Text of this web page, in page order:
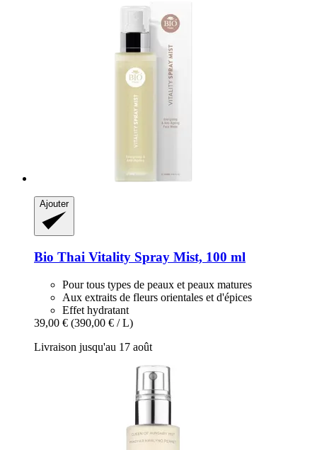
Ajouter
Bio Thai Vitality Spray Mist, 100 ml
Pour tous types de peaux et peaux matures
Aux extraits de fleurs orientales et d'épices
Effet hydratant
39,00 € (390,00 € / L)
Livraison jusqu'au 17 août